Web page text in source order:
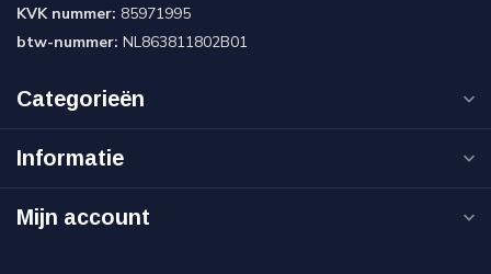
KVK nummer: 85971995
btw-nummer: NL863811802B01
Categorieën
Informatie
Mijn account